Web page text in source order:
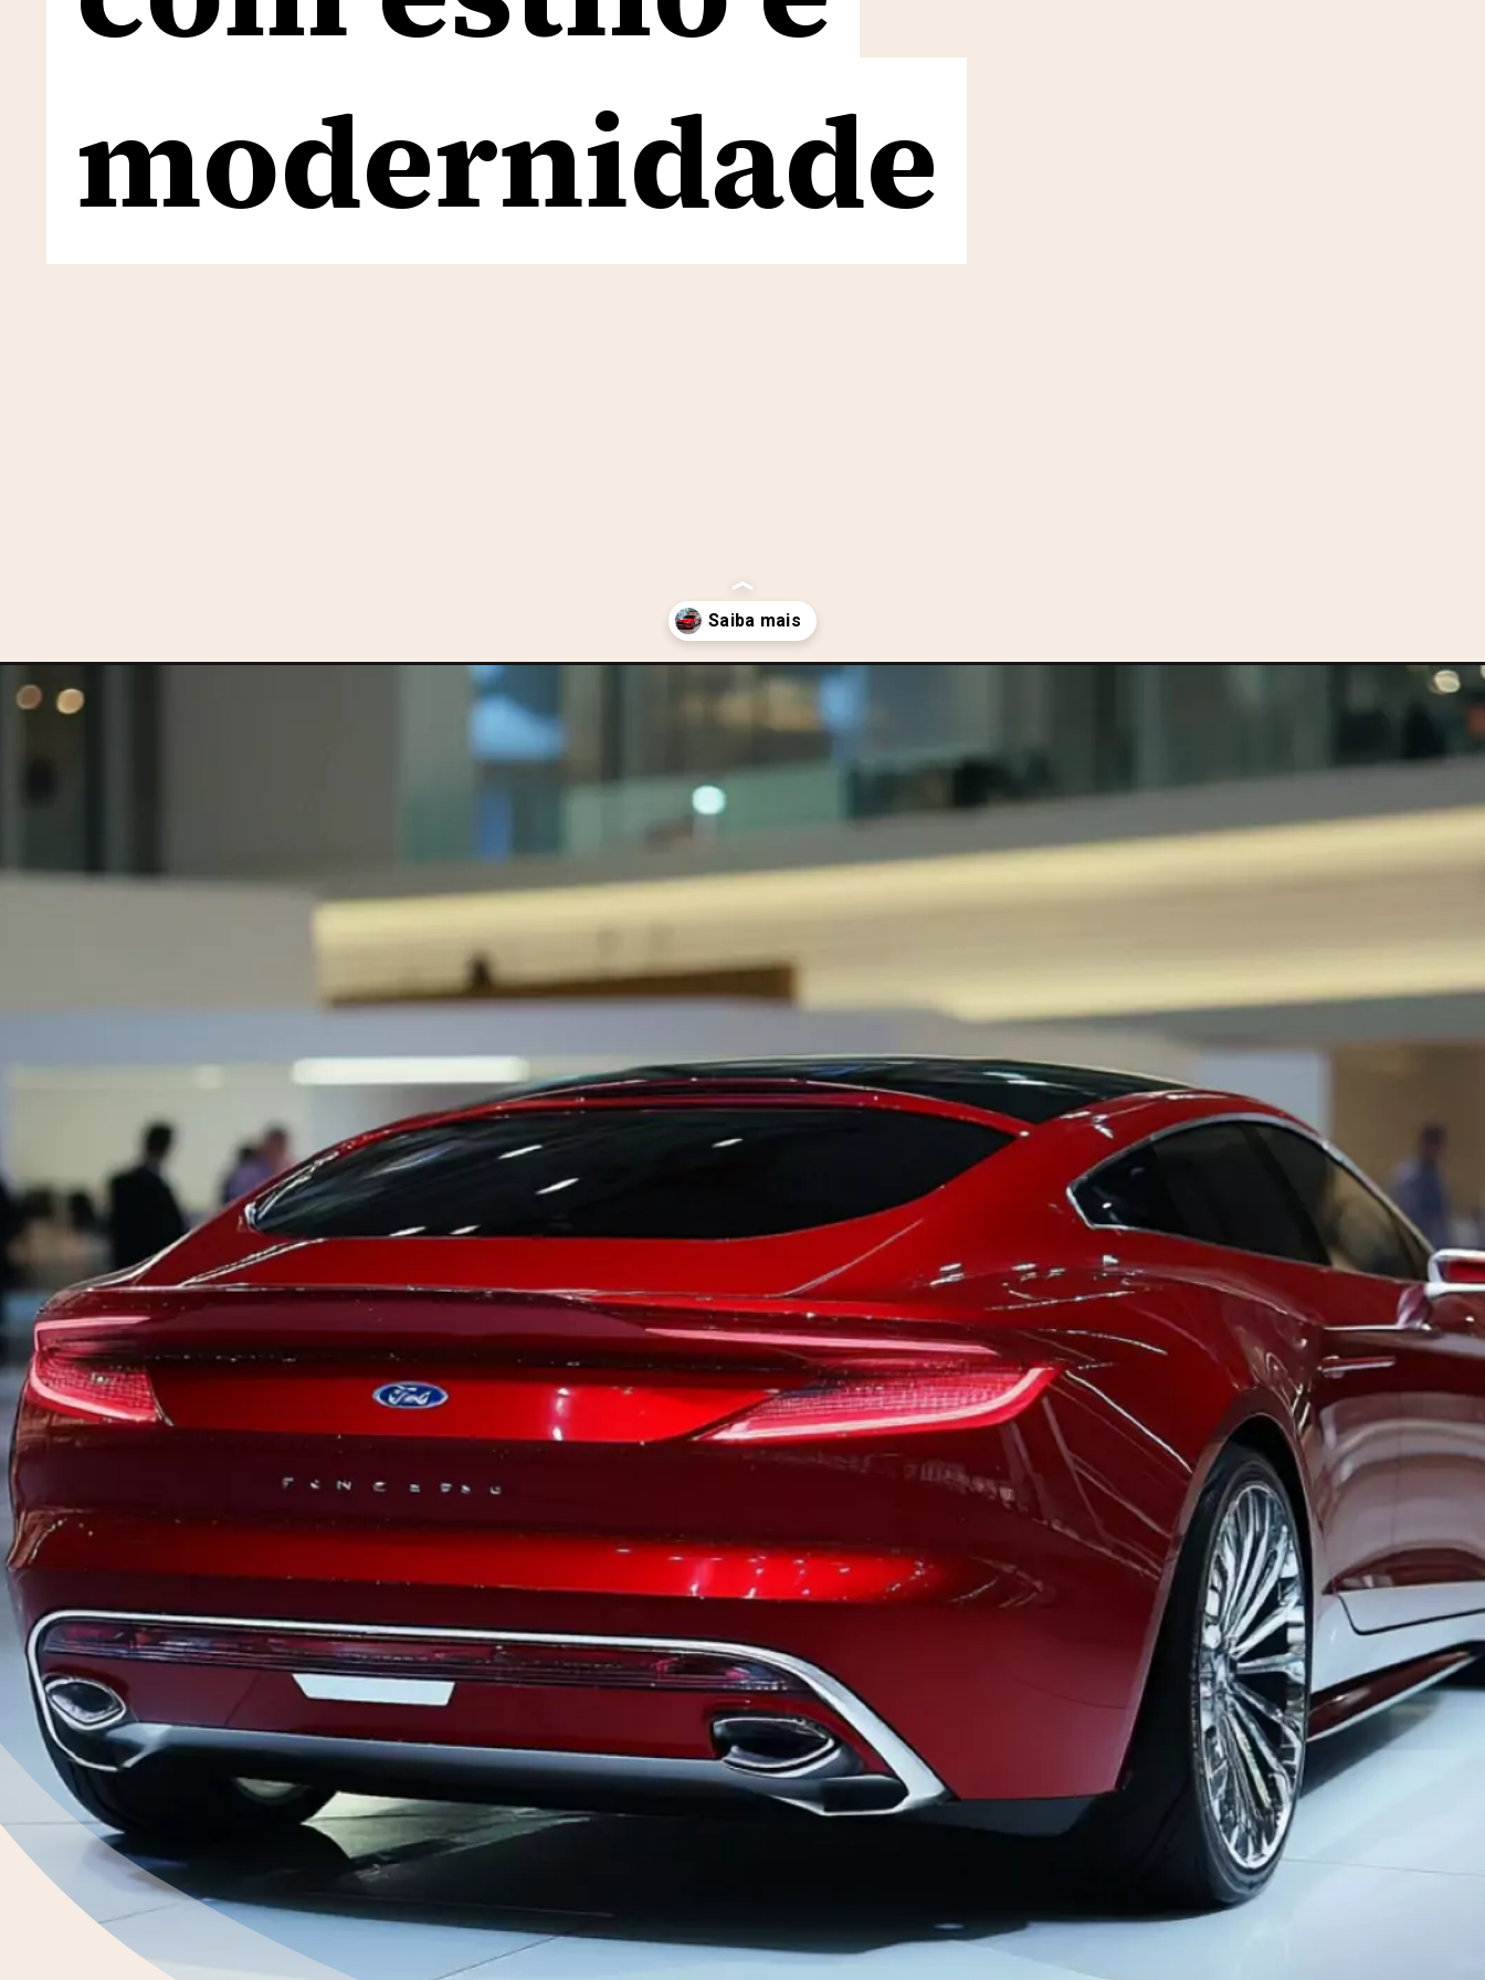
modernidade
modernidade
Opening https://motorprime.com.br/ford-fusion-2025-sedan-e-reimaginado-com-estilo-e-modernidade/